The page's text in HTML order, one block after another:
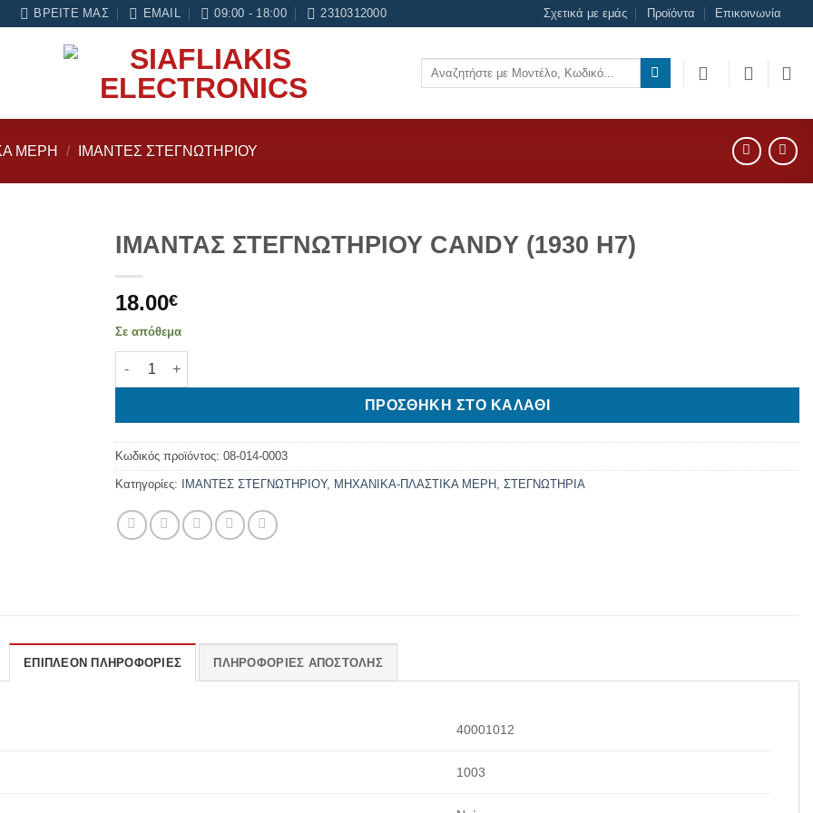
6 μήνες εγγύηση σε κάθε εργασία Service
ΒΡΕΊΤΕ ΜΑΣ EMAIL 09:00 - 18:00 2310312000 Σχετικά με εμάς Προϊόντα Επικοινωνία
Αναζήτηση
ΜΕΡΗ / ΙΜΑΝΤΕΣ ΣΤΕΓΝΩΤΗΡΙΟΥ
ΙΜΑΝΤΑΣ ΣΤΕΓΝΩΤΗΡΙΟΥ CANDY (1930 H7)
18.00€
Σε απόθεμα
ΙΜΑΝΤΑΣ ΣΤΕΓΝΩΤΗΡΙΟΥ CANDY (1930 H7) ποσότητα
ΠΡΟΣΘΉΚΗ ΣΤΟ ΚΑΛΆΘΙ
Κωδικός προϊόντος: 08-014-0003
Κατηγορίες: ΙΜΑΝΤΕΣ ΣΤΕΓΝΩΤΗΡΙΟΥ, ΜΗΧΑΝΙΚΑ-ΠΛΑΣΤΙΚΑ ΜΕΡΗ ΣΤΕΓΝΩΤΗΡΙΑ
ΕΠΙΠΛΈΟΝ ΠΛΗΡΟΦΟΡΊΕΣ ΠΛΗΡΟΦΟΡΊΕΣ ΑΠΟΣΤΟΛΉΣ
40001012
1003